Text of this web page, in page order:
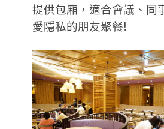
提供包廂，適合會議、同
愛隱私的朋友聚餐!